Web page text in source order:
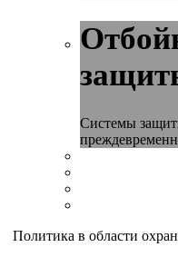
Системы
Политика в области